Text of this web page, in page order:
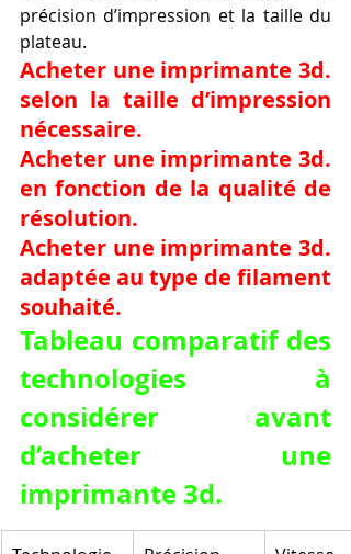
précision d’impression et la taille du
plateau.
Acheter une imprimante 3d.
selon la taille d’impression
nécessaire.
Acheter une imprimante 3d.
en fonction de la qualité de
résolution.
Acheter une imprimante 3d.
adaptée au type de filament
souhaité.
Tableau comparatif des
technologies à
considérer avant
d’acheter une
imprimante 3d.